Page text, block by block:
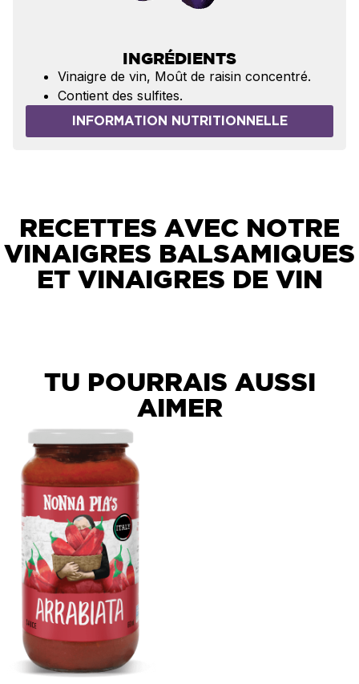
INGRÉDIENTS
Vinaigre de vin, Moût de raisin concentré.
Contient des sulfites.
INFORMATION NUTRITIONNELLE
RECETTES AVEC NOTRE
VINAIGRES BALSAMIQUES
ET VINAIGRES DE VIN
TU POURRAIS AUSSI
AIMER